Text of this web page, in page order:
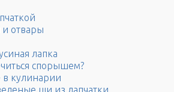
и отвары
лапка
спорышем?
в кулинарии
щи из лапчатки